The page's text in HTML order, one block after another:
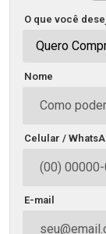
O que você
Quero
Nome
Celular /
E-mail